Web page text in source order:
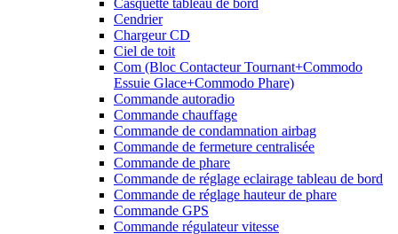
Casquette tableau de bord
Cendrier
Chargeur CD
Ciel de toit
Com (Bloc Contacteur Tournant+Commodo
Essuie Glace+Commodo Phare)
Commande autoradio
Commande chauffage
Commande de condamnation airbag
Commande de fermeture centralisée
Commande de phare
Commande de réglage eclairage tableau de bord
Commande de réglage hauteur de phare
Commande GPS
Commande régulateur vitesse